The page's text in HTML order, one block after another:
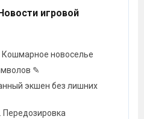
игровой
новоселье
✎
экшен без лишних
Передозировка